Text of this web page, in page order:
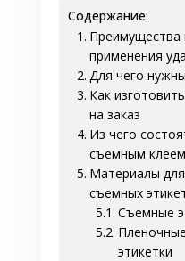
Содержание:
Преимущества
применения
Для чего
Как
на заказ
Из чего
съемным клеем
Материалы
съемных
Съемные
этикетки